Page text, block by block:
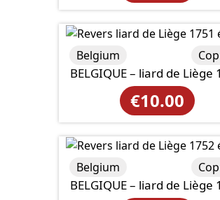
BELGIQUE – liard de Liège
€10.00
Belgium
BELGIQUE – liard de Liège
Belgium